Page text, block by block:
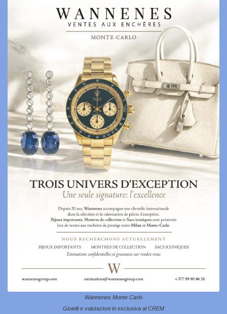
Wannenes Monte Carlo
Gioielli e valutazioni in esclusiva al CREM